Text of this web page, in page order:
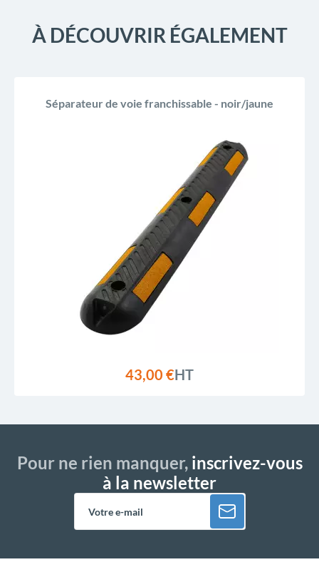
À DÉCOUVRIR ÉGALEMENT
Séparateur de voie franchissable - noir/jaune
43,00 €HT
Pour ne rien manquer,inscrivez-vous
à la newsletter